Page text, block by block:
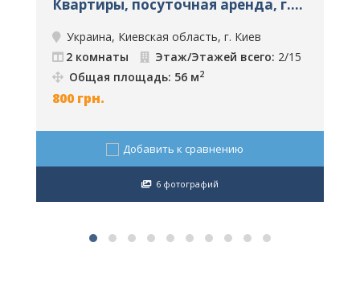
Квартиры, посуточная аренда, г.
Украина, Киевская область, г. Киев
2 комнаты
Этаж/Этажей всего: 2/15
Общая площадь: 56 м2
800 грн.
Добавить к сравнению
6 фотографий